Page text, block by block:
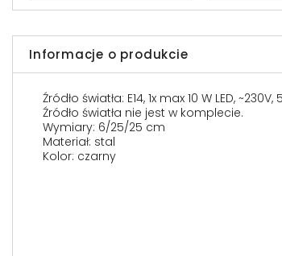
Informacje o produkcie
Źródło światła: E14, 1x max 10 W LED,
Źródło światła nie jest w komplecie.
Wymiary: 6/25/25 cm
Materiał: stal
Kolor: czarny